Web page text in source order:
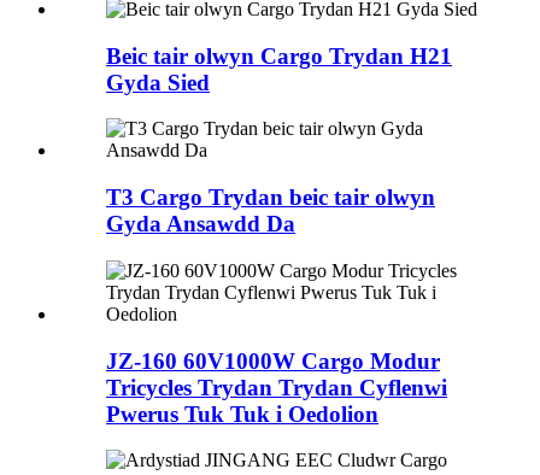
Beic tair olwyn Cargo Trydan H21
Gyda Sied
T3 Cargo Trydan beic tair olwyn
Gyda Ansawdd Da
JZ-160 60V1000W Cargo Modur
Tricycles Trydan Trydan Cyflenwi
Pwerus Tuk Tuk i Oedolion